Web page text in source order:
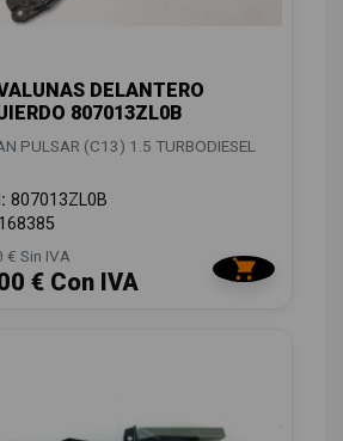
DELANTERO
807013ZL0B
PULSAR (C13) 1.5 TURBODIESEL
807013ZL0B
€ Sin IVA
€ Con IVA